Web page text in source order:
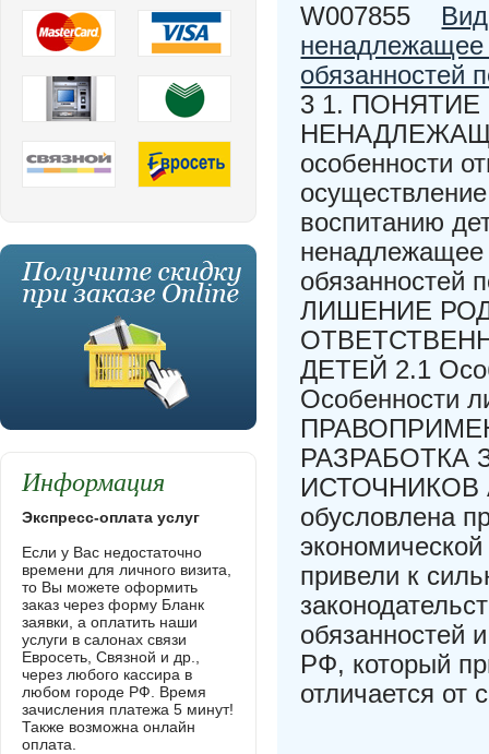
W007855
ненадлежащее
обязанностей
3 1.
особенности
воспитанию
ненадлежащее
ЛИШЕНИЕ
ДЕТЕЙ 2.1
Особенности
ИСТОЧНИКОВ
обусловлена
привели к
обязанностей
РФ, который
отличается от
Информация
Экспресс-оплата услуг
Если у Вас недостаточно
времени для личного визита,
то Вы можете оформить
заказ через форму Бланк
заявки, а оплатить наши
услуги в салонах связи
Евросеть, Связной и др.,
через любого кассира в
любом городе РФ. Время
зачисления платежа 5 минут!
Также возможна онлайн
оплата.